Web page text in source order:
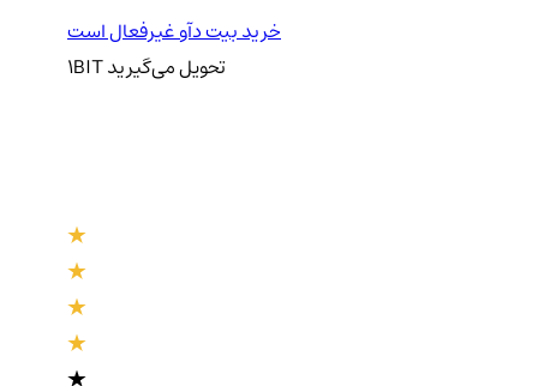
خرید بیت دآو غیرفعال است
1BIT تحویلمی‌گیرید